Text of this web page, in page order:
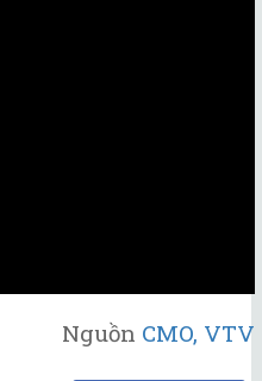
Nguồn CMO, VTV